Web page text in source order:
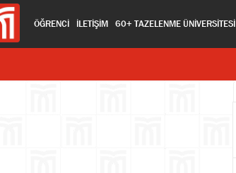
ÖĞRENCİ İLETİŞİM 60+ TAZELENME ÜNİVERSİTESİ